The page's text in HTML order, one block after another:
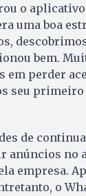
o aplicativo
uma boa
bem.
em perder
seu primeiro
de
anúncios no
empresa.
o